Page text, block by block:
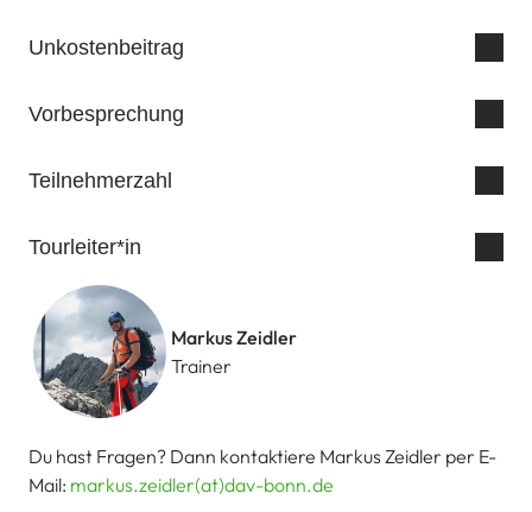
Unkostenbeitrag
Vorbesprechung
Teilnehmerzahl
Tourleiter*in
Markus Zeidler
Trainer
Du hast Fragen? Dann kontaktiere Markus Zeidler per E-
Mail: markus.zeidler(at)dav-bonn.de